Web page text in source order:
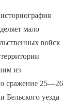
мало
войск
из
сражение 25—26
Бельского уезда